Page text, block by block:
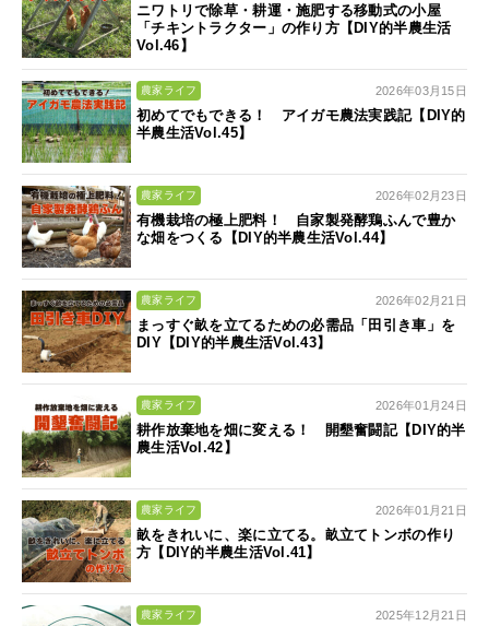
ニワトリで除草・耕運・施肥する移動式の小屋
「チキントラクター」の作り方【DIY的半農生活
Vol.46】
農家ライフ 2026年03月15日
初めてでもできる！ アイガモ農法実践記【DIY的
半農生活Vol.45】
農家ライフ 2026年02月23日
有機栽培の極上肥料！ 自家製発酵鶏ふんで豊か
な畑をつくる【DIY的半農生活Vol.44】
農家ライフ 2026年02月21日
まっすぐ畝を立てるための必需品「田引き車」を
DIY【DIY的半農生活Vol.43】
農家ライフ 2026年01月24日
耕作放棄地を畑に変える！ 開墾奮闘記【DIY的半
農生活Vol.42】
農家ライフ 2026年01月21日
畝をきれいに、楽に立てる。畝立てトンボの作り
方【DIY的半農生活Vol.41】
農家ライフ 2025年12月21日